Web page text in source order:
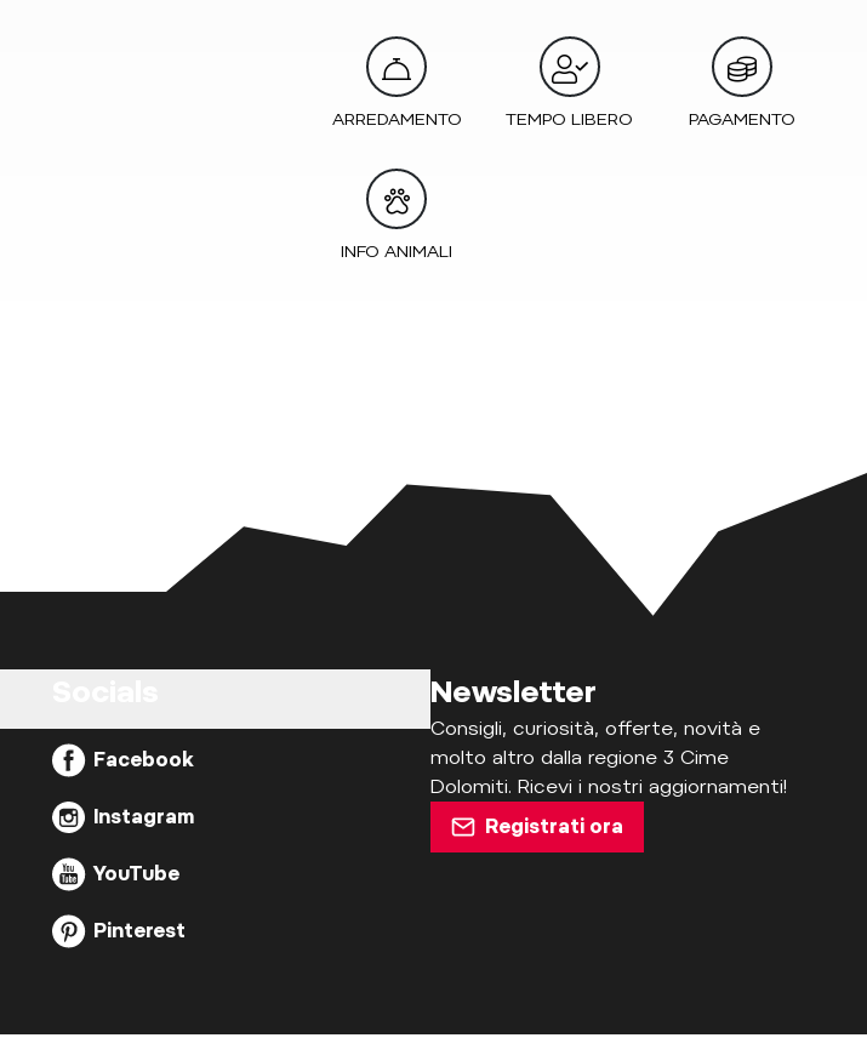
ARREDAMENTO TEMPO LIBERO PAGAMENTO
INFO ANIMALI
Facebook
Instagram
YouTube
Pinterest
Newsletter
Consigli, curiosità, offerte, novità e
molto altro dalla regione 3 Cime
Dolomiti. Ricevi i nostri aggiornamenti!
Registrati ora